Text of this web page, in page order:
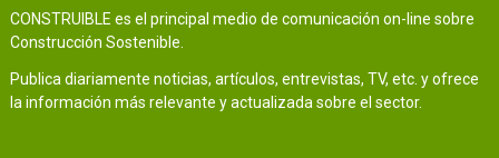
CONSTRUIBLE es el principal medio de comunicación on-line sobre
Construcción Sostenible.
Publica diariamente noticias, artículos, entrevistas, TV, etc. y ofrece
la información más relevante y actualizada sobre el sector.